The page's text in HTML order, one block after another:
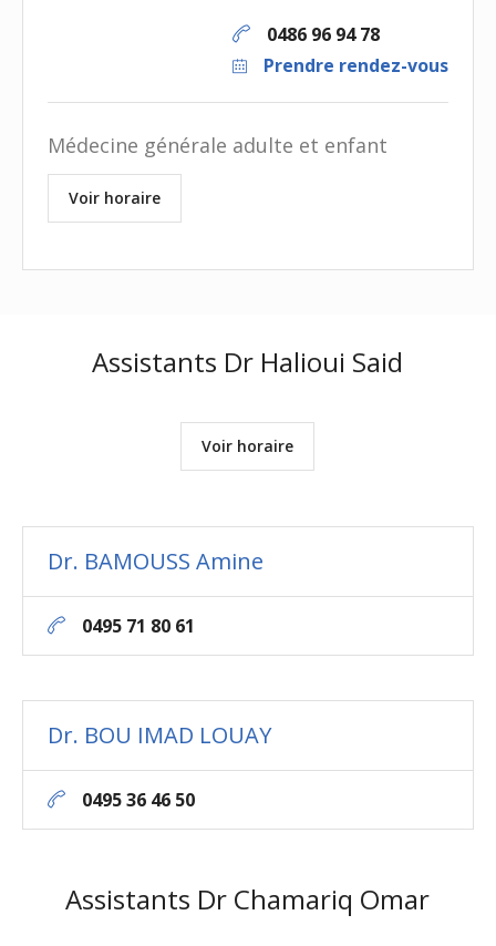
0486 96 94 78
Prendre rendez-vous
Médecine générale adulte et enfant
Voir horaire
Assistants Dr Halioui Said
Voir horaire
Dr. BAMOUSS Amine
0495 71 80 61
Dr. BOU IMAD LOUAY
0495 36 46 50
Assistants Dr Chamariq Omar